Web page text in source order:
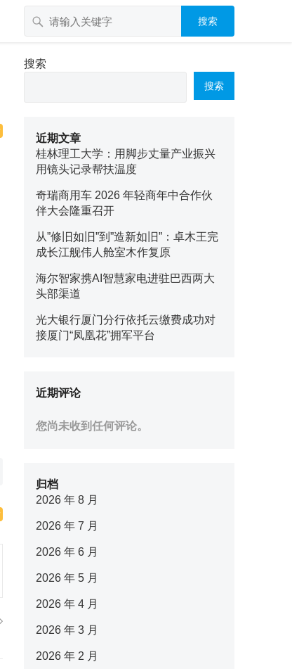
搜索
搜索
搜索
近期文章
桂林理工大学：用脚步丈量产业振兴
用镜头记录帮扶温度
奇瑞商用车 2026 年轻商年中合作伙
伴大会隆重召开
从”修旧如旧”到”造新如旧”：卓木王完
成长江舰伟人舱室木作复原
海尔智家携AI智慧家电进驻巴西两大
头部渠道
光大银行厦门分行依托云缴费成功对
接厦门“凤凰花”拥军平台
近期评论
您尚未收到任何评论。
归档
2026 年 8 月
2026 年 7 月
2026 年 6 月
2026 年 5 月
2026 年 4 月
2026 年 3 月
2026 年 2 月